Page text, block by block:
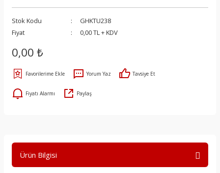
Stok Kodu
GHKTU238
Fiyat
0,00 TL + KDV
0,00 ₺
Yorum Yaz Tavsiye Et
Fiyatı Alarmı Paylaş
Ürün Bilgisi